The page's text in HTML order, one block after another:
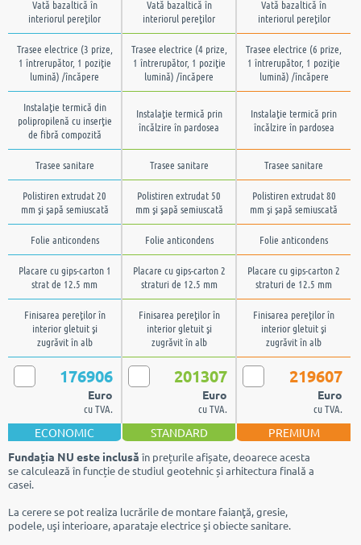
Vată bazaltică în
interiorul pereţilor
Vată bazaltică în
interiorul pereţilor
Vată bazaltică în
interiorul pereţilor
Trasee electrice (3 prize,
1 întrerupător, 1 poziţie
lumină) /încăpere
Trasee electrice (4 prize,
1 întrerupător, 1 poziţie
lumină) /încăpere
Trasee electrice (6 prize,
1 întrerupător, 1 poziţie
lumină) /încăpere
Instalaţie termică din
polipropilenă cu inserţie
de fibră compozită
Instalaţie termică prin
încălzire în pardosea
Instalaţie termică prin
încălzire în pardosea
Trasee sanitare Trasee sanitare Trasee sanitare
Polistiren extrudat 20
mm şi şapă semiuscată
Polistiren extrudat 50
mm şi şapă semiuscată
Polistiren extrudat 80
mm şi şapă semiuscată
Folie anticondens Folie anticondens Folie anticondens
Placare cu gips-carton 1
strat de 12.5 mm
Placare cu gips-carton 2
straturi de 12.5 mm
Placare cu gips-carton 2
straturi de 12.5 mm
Finisarea pereţilor în
interior gletuit şi
zugrăvit în alb
Finisarea pereţilor în
interior gletuit şi
zugrăvit în alb
Finisarea pereţilor în
interior gletuit şi
zugrăvit în alb
176906
Euro
cu TVA.
201307
Euro
cu TVA.
219607
Euro
cu TVA.
ECONOMIC STANDARD
PREMIUM
Fundația NU este inclusă în prețurile afișate, deoarece acesta
se calculează în funcție de studiul geotehnic și arhitectura finală a
casei.
La cerere se pot realiza lucrările de montare faianţă, gresie,
podele, uşi interioare, aparataje electrice şi obiecte sanitare.